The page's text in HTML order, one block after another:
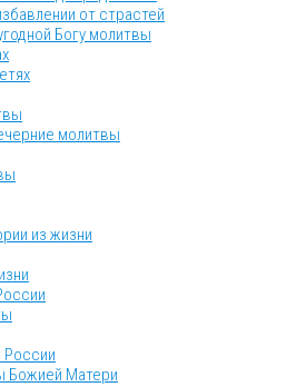
от страстей
Богу молитвы
молитвы
из жизни
Божией Матери